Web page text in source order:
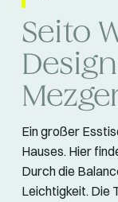
Seito
Ein großer
Hauses. Hier
Durch die
Leichtigkeit. Die